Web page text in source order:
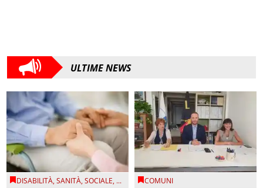
ULTIME NEWS
DISABILITÀ,SANITÀ,SOCIALE, ... COMUNI